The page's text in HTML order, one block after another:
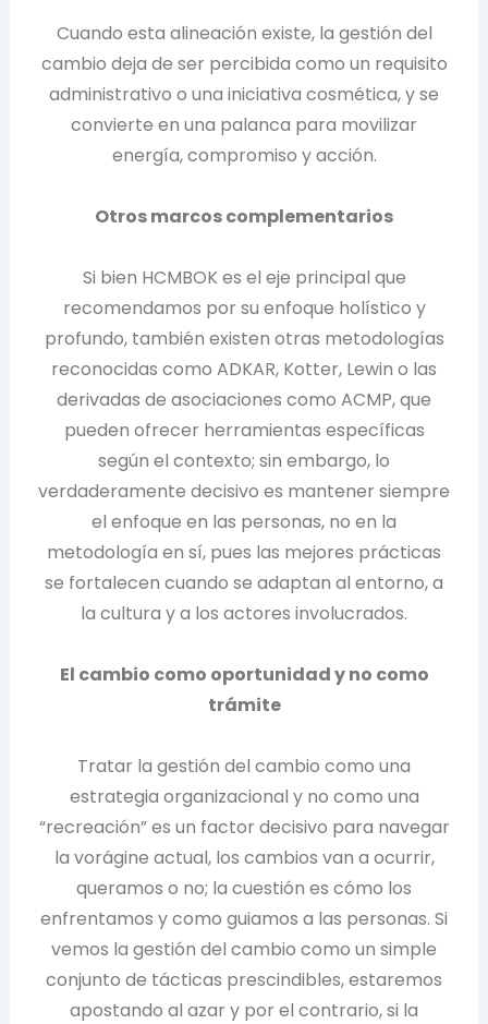
Cuando esta alineación existe, la gestión del
cambio deja de ser percibida como un requisito
administrativo o una iniciativa cosmética, y se
convierte en una palanca para movilizar
energía, compromiso y acción.
Otros marcos complementarios
Si bien HCMBOK es el eje principal que
recomendamos por su enfoque holístico y
profundo, también existen otras metodologías
reconocidas como ADKAR, Kotter, Lewin o las
derivadas de asociaciones como ACMP, que
pueden ofrecer herramientas específicas
según el contexto; sin embargo, lo
verdaderamente decisivo es mantener siempre
el enfoque en las personas, no en la
metodología en sí, pues las mejores prácticas
se fortalecen cuando se adaptan al entorno, a
la cultura y a los actores involucrados.
El cambio como oportunidad y no como
trámite
Tratar la gestión del cambio como una
estrategia organizacional y no como una
“recreación” es un factor decisivo para navegar
la vorágine actual, los cambios van a ocurrir,
queramos o no; la cuestión es cómo los
enfrentamos y como guiamos a las personas. Si
vemos la gestión del cambio como un simple
conjunto de tácticas prescindibles, estaremos
apostando al azar y por el contrario, si la